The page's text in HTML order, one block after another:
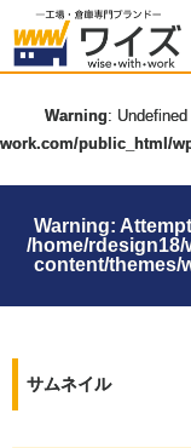
Warning:
work.com/public_html/
Warning:
/home/
content/themes/
サムネイル